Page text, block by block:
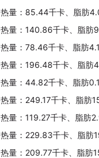
热量：85.44千卡、脂肪
热量：140.86千卡、脂肪
热量：78.46千卡、脂肪
热量：196.48千卡、脂肪
热量：44.82千卡、脂肪
热量：249.17千卡、脂肪
热量：119.27千卡、脂肪
热量：229.83千卡、脂肪
热量：209.77千卡、脂肪